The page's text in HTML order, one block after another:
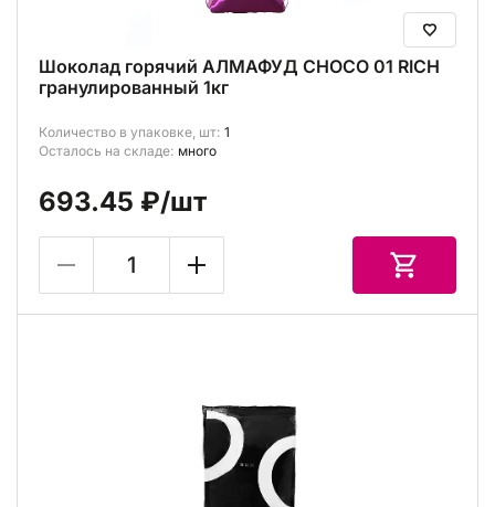
Шоколад горячий АЛМАФУД CHOCO 01 RICH
гранулированный 1кг
Количество в упаковке, шт: 1
Осталось на складе: много
693.45 ₽/шт